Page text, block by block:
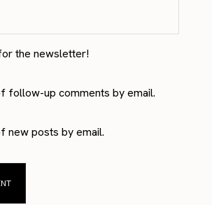
the newsletter!
follow-up comments by email.
new posts by email.